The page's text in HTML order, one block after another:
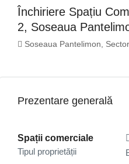
Închiriere Spațiu
2, Soseaua
Soseaua Pantelimon,
Prezentare generală
Spații comerciale
Tipul proprietății